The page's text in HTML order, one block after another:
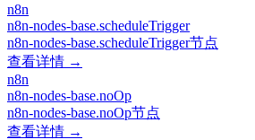
n8n
n8n-nodes-base.scheduleTrigger
n8n-nodes-base.scheduleTrigger节点
查看详情 →
n8n
n8n-nodes-base.noOp
n8n-nodes-base.noOp节点
查看详情 →